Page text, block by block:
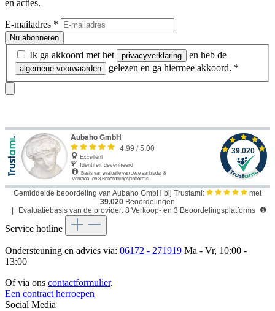
en acties.
E-mailadres *
Nu abonneren
Ik ga akkoord met het privacyverklaring en heb de
algemene voorwaarden gelezen en ga hiermee akkoord. *
Gemiddelde beoordeling van Aubaho GmbH bij Trustami:
met
39.020 Beoordelingen
Evaluatiebasis van de provider: 8 Verkoop- en 3 Beoordelingsplatforms
Service hotline
Ondersteuning en advies via: 06172 - 271919 Ma - Vr, 10:00 -
13:00
Of via ons contactformulier.
Een contract herroepen
Social Media